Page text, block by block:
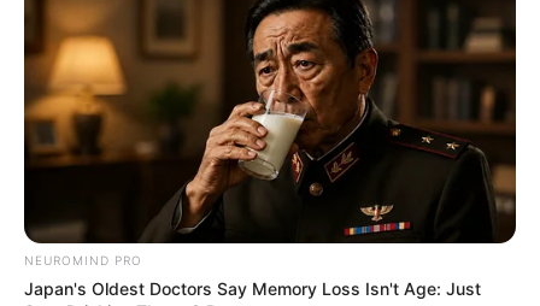
9. Elegan dengan celana motif kotak berwarna
NEUROMIND PRO
Japan's Oldest Doctors Say Memory Loss Isn't Age: Just